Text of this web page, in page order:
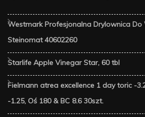
Westmark Profesjonalna Drylownica Do
Steinomat 40602260
Starlife Apple Vinegar Star, 60 tbl
Fielmann atrea excellence 1 day toric -
-1.25, Oś 180 & BC 8.6 30szt.